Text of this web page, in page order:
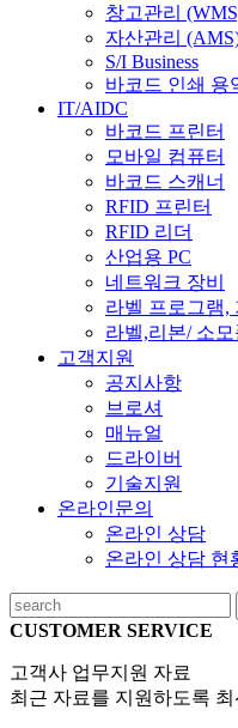
창고관리
자산관리
S/I Business
바코드 인쇄 용
IT/AIDC
바코드 프린터
모바일 컴퓨터
바코드 스캐너
RFID 프린터
RFID 리더
산업용 PC
네트워크 장비
라벨 프로그램,
라벨,리본/ 소모
고객지원
공지사항
브로셔
매뉴얼
드라이버
기술지원
온라인문의
온라인 상담
온라인 상담 현
CUSTOMER SERVICE
고객사 업무지원 자료
최근 자료를 지원하도록